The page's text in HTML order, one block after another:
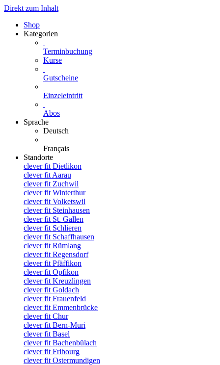
Direkt zum Inhalt
Shop
Kategorien
Terminbuchung
Kurse
Gutscheine
Einzeleintritt
Abos
Sprache
Deutsch
Français
Standorte
clever fit Dietlikon
clever fit Aarau
clever fit Zuchwil
clever fit Winterthur
clever fit Volketswil
clever fit Steinhausen
clever fit St. Gallen
clever fit Schlieren
clever fit Schaffhausen
clever fit Rümlang
clever fit Regensdorf
clever fit Pfäffikon
clever fit Opfikon
clever fit Kreuzlingen
clever fit Goldach
clever fit Frauenfeld
clever fit Emmenbrücke
clever fit Chur
clever fit Bern-Muri
clever fit Basel
clever fit Bachenbülach
clever fit Fribourg
clever fit Ostermundigen